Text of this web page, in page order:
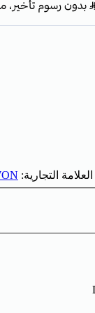
العلامة التجارية: